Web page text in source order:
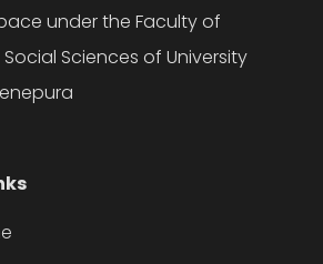
under the Faculty of
Sciences of University